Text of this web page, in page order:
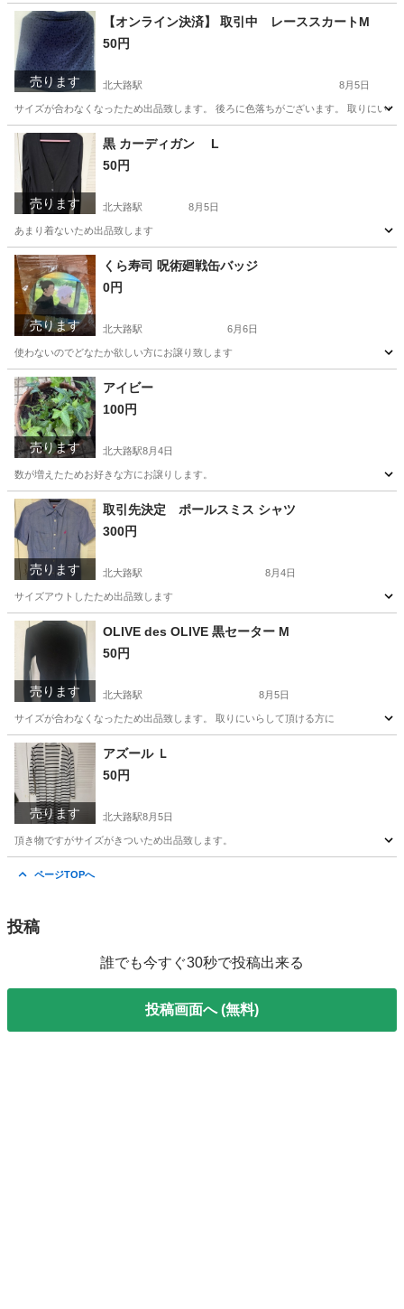
京都 京都市 北大路駅 その他 セット
売ります
【オンライン決済】 取引中 レーススカートM
50円
北大路駅 8月5日
サイズが合わなくなったため出品致します。 後ろに色落ちがございます。 取りにいら
京都 京都市 北大路駅 スカート
売ります
黒 カーディガン L
50円
北大路駅 8月5日
あまり着ないため出品致します
京都 京都市 北大路駅 カーディガン
売ります
くら寿司 呪術廻戦缶バッジ
0円
北大路駅 6月6日
使わないのでどなたか欲しい方にお譲り致します
京都 京都市 北大路駅
売ります
アイビー
100円
北大路駅8月4日
数が増えたためお好きな方にお譲りします。
京都 京都市 北大路駅 その他
売ります
取引先決定 ポールスミス シャツ
300円
北大路駅 8月4日
サイズアウトしたため出品致します
京都 京都市 服/ファッション
売ります
OLIVE des OLIVE 黒セーター M
50円
北大路駅 8月5日
サイズが合わなくなったため出品致します。 取りにいらして頂ける方に
京都 京都市 北大路駅
売ります
アズール Ｌ
50円
北大路駅8月5日
頂き物ですがサイズがきついため出品致します。
ページTOPへ
投稿
誰でも今すぐ30秒で投稿出来る
投稿画面へ (無料)